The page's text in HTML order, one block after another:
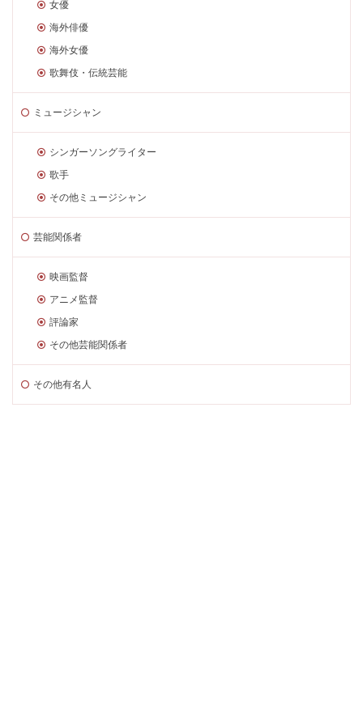
女優
海外俳優
海外女優
歌舞伎・伝統芸能
ミュージシャン
シンガーソングライター
歌手
その他ミュージシャン
芸能関係者
映画監督
アニメ監督
評論家
その他芸能関係者
その他有名人